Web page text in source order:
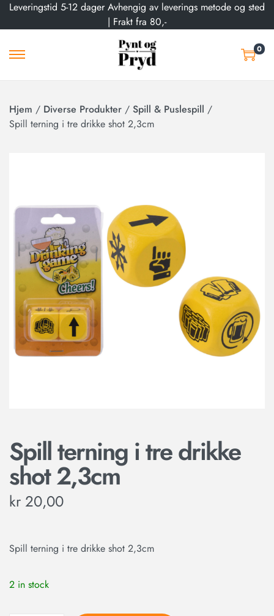
Leveringstid 5-12 dager Avhengig av leverings metode og sted
| Frakt fra 80,-
0
Hjem / Diverse Produkter / Spill & Puslespill /
Spill terning i tre drikke shot 2,3cm
Spill terning i tre drikke
shot 2,3cm
kr 20,00
Spill terning i tre drikke shot 2,3cm
2 in stock